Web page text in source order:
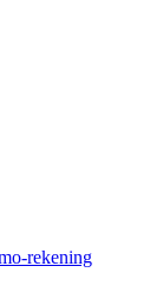
rekening